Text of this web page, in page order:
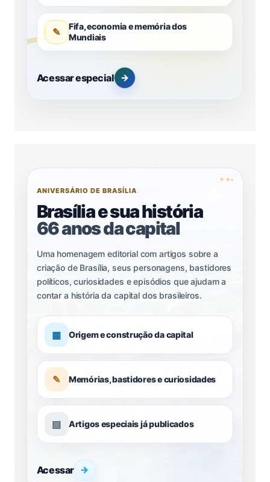
✎
Fifa, economia e memória dos
Mundiais
Acessar especial →
✦ ✦✦
ANIVERSÁRIO DE BRASÍLIA
Brasília e sua história
66 anos da capital
Uma homenagem editorial com artigos sobre a
criação de Brasília, seus personagens, bastidores
políticos, curiosidades e episódios que ajudam a
contar a história da capital dos brasileiros.
▦ Origem e construção da capital
✎ Memórias, bastidores e curiosidades
▤ Artigos especiais já publicados
Acessar →